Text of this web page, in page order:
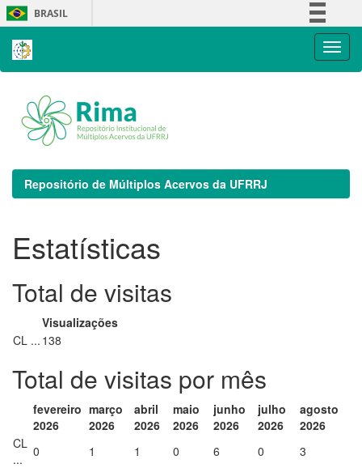
Skip
navigation
BRASIL
Repositório de Múltiplos Acervos da UFRRJ
Estatísticas
Total de visitas
Visualizações
CL ... 138
Total de visitas por mês
fevereiro
2026
março
2026
abril
2026
maio
2026
junho
2026
julho
2026
agosto
2026
CL
...
0 1 1 0 6 0 3